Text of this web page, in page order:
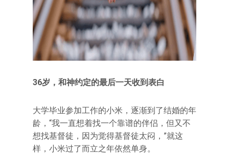
36岁，和神约定的最后一天收到表白
大学毕业参加工作的小米，逐渐到了结婚的年
龄，“我一直想着找一个靠谱的伴侣，但又不
想找基督徒，因为觉得基督徒太闷，”就这
样，小米过了而立之年依然单身。